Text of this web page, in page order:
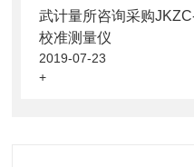
武计量所咨询采购
校准测量仪
2019-07-23
+